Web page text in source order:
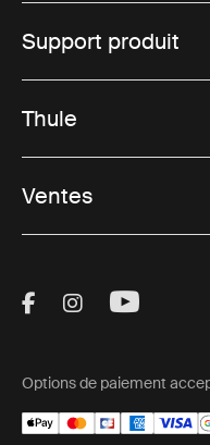
499,95 €
Informations
Marque déposée :
Adresse du fabricant :
Suède